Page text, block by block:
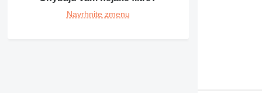
Navrhnite zmenu